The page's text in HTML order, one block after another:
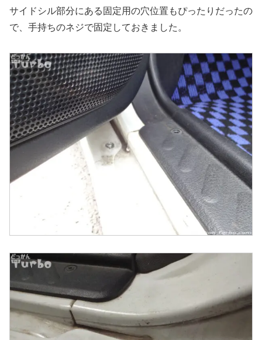
サイドシル部分にある固定用の穴位置もぴったりだったの
で、手持ちのネジで固定しておきました。